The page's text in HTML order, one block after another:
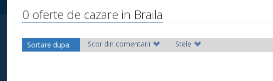
0 oferte de cazare in Braila
Sortare dupa: Scor din comentarii Stele